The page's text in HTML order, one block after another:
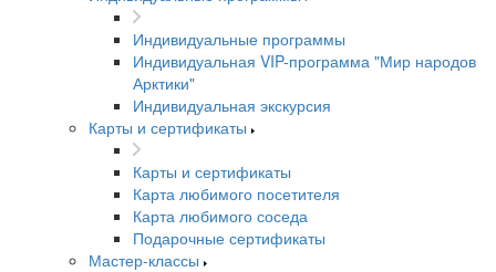
Индивидуальные программы
Индивидуальная VIP-программа "Мир народов
Арктики"
Индивидуальная экскурсия
Карты и сертификаты
Карты и сертификаты
Карта любимого посетителя
Карта любимого соседа
Подарочные сертификаты
Мастер-классы